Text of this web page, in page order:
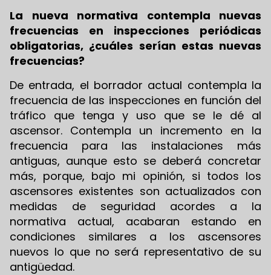
La nueva normativa contempla nuevas
frecuencias en inspecciones periódicas
obligatorias, ¿cuáles serían estas nuevas
frecuencias?
De entrada, el borrador actual contempla la
frecuencia de las inspecciones en función del
tráfico que tenga y uso que se le dé al
ascensor. Contempla un incremento en la
frecuencia para las instalaciones más
antiguas, aunque esto se deberá concretar
más, porque, bajo mi opinión, si todos los
ascensores existentes son actualizados con
medidas de seguridad acordes a la
normativa actual, acabaran estando en
condiciones similares a los ascensores
nuevos lo que no será representativo de su
antigüedad.